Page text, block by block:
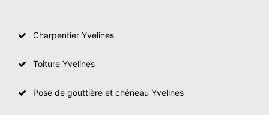
Charpentier Yvelines
Toiture Yvelines
Pose de gouttière et chéneau Yvelines